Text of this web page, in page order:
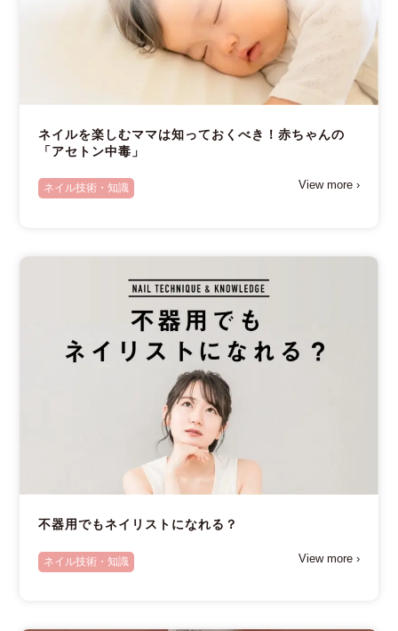
ネイルを楽しむママは知っておくべき！赤ちゃんの
「アセトン中毒」
ネイル技術・知識 View more ›
不器用でもネイリストになれる？
ネイル技術・知識 View more ›